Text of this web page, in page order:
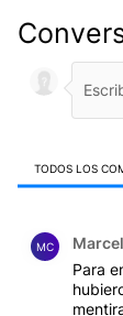
TODOS LOS
MC
Para